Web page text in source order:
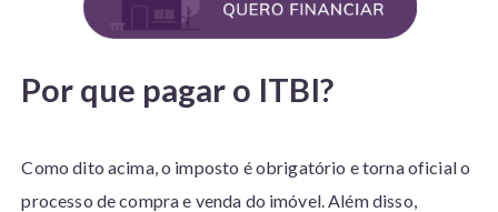
Por que pagar o ITBI?
Como dito acima, o imposto é obrigatório e torna oficial o
processo de compra e venda do imóvel. Além disso,